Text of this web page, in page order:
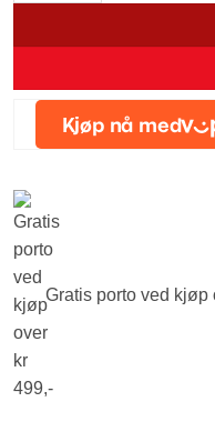
Gratis porto ved kjøp